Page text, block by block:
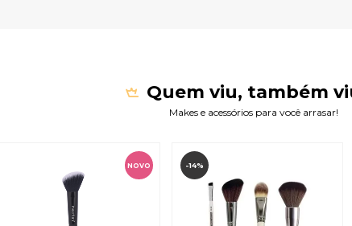
Quem viu, também
Makes e acessórios para você arrasar!
NOVO -14%